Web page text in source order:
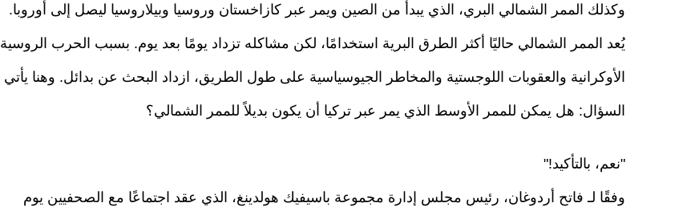
وكذلك الممر الشمالي البري، الذي يبدأ من الصين ويمر عبر كازاخستان وروسيا وبيلاروسيا ليصل إلى أوروبا.
يُعد الممر الشمالي حاليًا أكثر الطرق البرية استخدامًا، لكن مشاكله تزداد يومًا بعد يوم. بسبب الحرب الروسية
الأوكرانية والعقوبات اللوجستية والمخاطر الجيوسياسية على طول الطريق، ازداد البحث عن بدائل. وهنا يأتي
السؤال: هل يمكن للممر الأوسط الذي يمر عبر تركيا أن يكون بديلاً للممر الشمالي؟
"نعم، بالتأكيد!"
وفقًا لـ فاتح أردوغان، رئيس مجلس إدارة مجموعة باسيفيك هولدينغ، الذي عقد اجتماعًا مع الصحفيين يوم